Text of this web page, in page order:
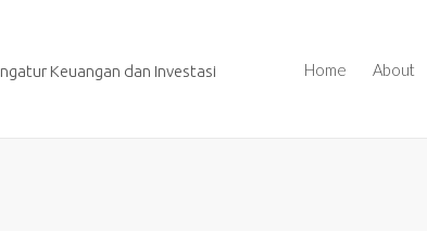
Keuangan dan Investasi Home About